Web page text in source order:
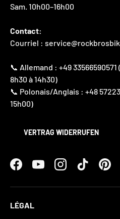
Sam. 10h00–16h00
Contact:
Courriel :
📞 Allemand : +49
8h30 à 14h30)
📞 Polonais/Anglais : +48
15h00)
VERTRAG WIDERRUFEN
FacebookYouTubeInstagramTikTok
LÉGAL